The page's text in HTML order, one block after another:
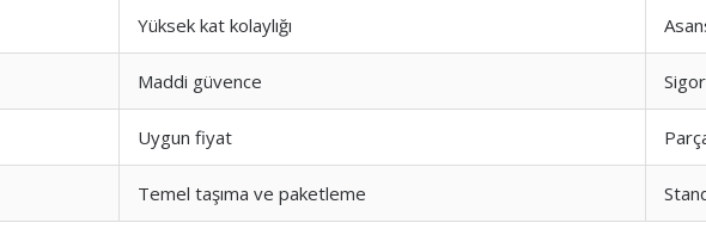
Yüksek kat kolaylığı
Maddi güvence
Uygun fiyat
Temel taşıma ve paketleme